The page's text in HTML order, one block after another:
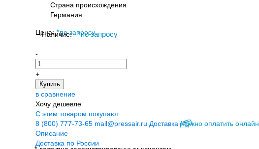
Страна происхождения
Германия
Цена: *по запросу
Наличие: *по запросу
-
+
Купить
в сравнение
Хочу дешевле
С этим товаром покупают
8 (800) 777-73-65 mail@pressair.ru Доставка Можно оплатить онлайн
Описание
Доставка по России